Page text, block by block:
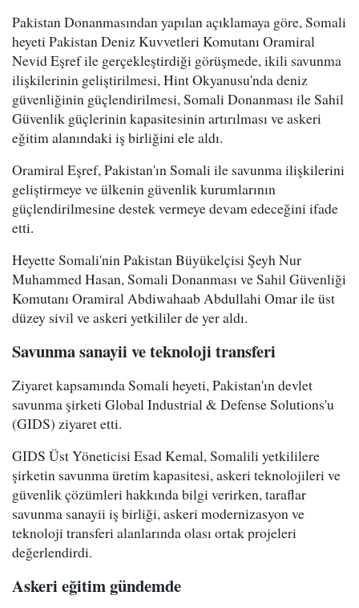
Pakistan Donanmasından yapılan açıklamaya göre, Somali
heyeti Pakistan Deniz Kuvvetleri Komutanı Oramiral
Nevid Eşref ile gerçekleştirdiği görüşmede, ikili savunma
ilişkilerinin geliştirilmesi, Hint Okyanusu'nda deniz
güvenliğinin güçlendirilmesi, Somali Donanması ile Sahil
Güvenlik güçlerinin kapasitesinin artırılması ve askeri
eğitim alanındaki iş birliğini ele aldı.
Oramiral Eşref, Pakistan'ın Somali ile savunma ilişkilerini
geliştirmeye ve ülkenin güvenlik kurumlarının
güçlendirilmesine destek vermeye devam edeceğini ifade
etti.
Heyette Somali'nin Pakistan Büyükelçisi Şeyh Nur
Muhammed Hasan, Somali Donanması ve Sahil Güvenliği
Komutanı Oramiral Abdiwahaab Abdullahi Omar ile üst
düzey sivil ve askeri yetkililer de yer aldı.
Savunma sanayii ve teknoloji transferi
Ziyaret kapsamında Somali heyeti, Pakistan'ın devlet
savunma şirketi Global Industrial & Defense Solutions'u
(GIDS) ziyaret etti.
GIDS Üst Yöneticisi Esad Kemal, Somalili yetkililere
şirketin savunma üretim kapasitesi, askeri teknolojileri ve
güvenlik çözümleri hakkında bilgi verirken, taraflar
savunma sanayii iş birliği, askeri modernizasyon ve
teknoloji transferi alanlarında olası ortak projeleri
değerlendirdi.
Askeri eğitim gündemde